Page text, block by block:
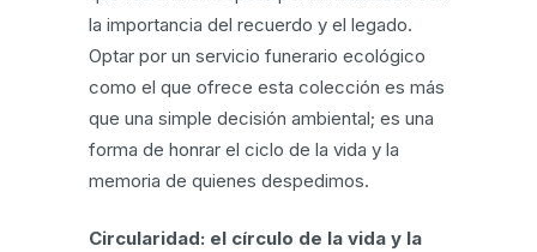
la importancia del recuerdo y el legado.
Optar por un servicio funerario ecológico
como el que ofrece esta colección es más
que una simple decisión ambiental; es una
forma de honrar el ciclo de la vida y la
memoria de quienes despedimos.
Circularidad: el círculo de la vida y la